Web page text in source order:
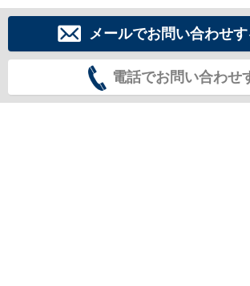
メールでお問い合わせ
電話でお問い合わせ